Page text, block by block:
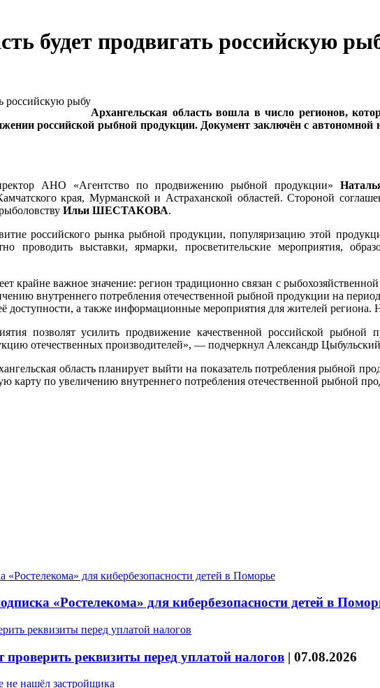
будет продвигать российскую
Архангельская область вошла в число регионов,
российской рыбной продукции. Документ заключён с
АНО «Агентство по продвижению рыбной продукции»
края, Мурманской и Астраханской областей. Стороной
Ильи ШЕСТАКОВА.
российского рынка рыбной продукции, популяризацию этой
проводить выставки, ярмарки, просветительские мероприятия,
крайне важное значение: регион традиционно связан с
внутреннего потребления отечественной рыбной продукции на
а также информационные мероприятия для жителей региона.
позволят усилить продвижение качественной российской
отечественных производителей», — подчеркнул Александр
область планирует выйти на показатель потребления рыбной
карту по увеличению внутреннего потребления отечественной рыбной
«Ростелекома» для кибербезопасности детей в
реквизиты перед уплатой налогов | 07.08.2026